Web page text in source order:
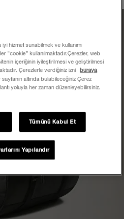
hizmet sunabilmek ve kullanımı
”cookie” kullanılmaktadır.Çerezler, web
sitenin içeriğinin iyileştirilmesi ve geliştirilmesi
Çerezlerle verdiğiniz izni
buraya
altında bulabileceğiniz Çerez
yoluyla her zaman düzenleyebilirsiniz.
Tümünü Kabul Et
Yapılandır